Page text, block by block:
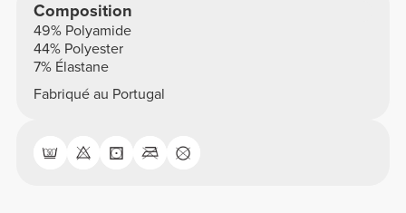
Composition
49% Polyamide
44% Polyester
7% Élastane
Fabriqué au Portugal